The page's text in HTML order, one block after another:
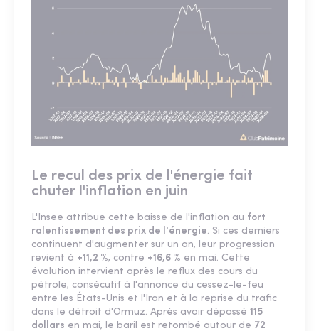
Le recul des prix de l'énergie fait
chuter l'inflation en juin
L'Insee attribue cette baisse de l'inflation au fort
ralentissement des prix de l'énergie. Si ces derniers
continuent d'augmenter sur un an, leur progression
revient à +11,2 %, contre +16,6 % en mai. Cette
évolution intervient après le reflux des cours du
pétrole, consécutif à l'annonce du cessez-le-feu
entre les États-Unis et l'Iran et à la reprise du trafic
dans le détroit d'Ormuz. Après avoir dépassé 115
dollars en mai, le baril est retombé autour de 72